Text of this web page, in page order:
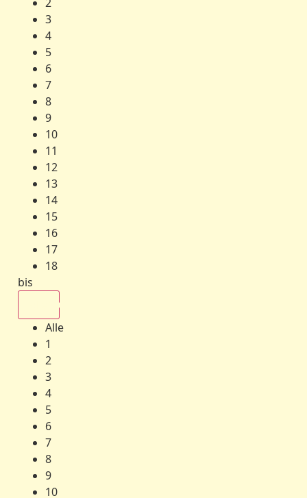
3
4
5
6
7
8
9
10
11
12
13
14
15
16
17
18
bis
Alle
1
2
3
4
5
6
7
8
9
10